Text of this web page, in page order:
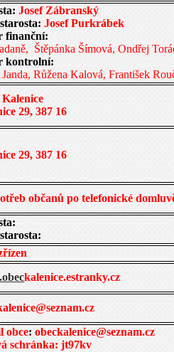
Josef Zábranský
Josef Purkrábek
finanční:
Štěpánka Šímová, Ondřej
kontrolní:
Janda, Růžena Kalová, František
Kalenice
29, 387 16
29, 387 16
občanů po telefonické
kalenice.estranky.cz
obce:obeckalenice@seznam.cz
schránka: jt97kv